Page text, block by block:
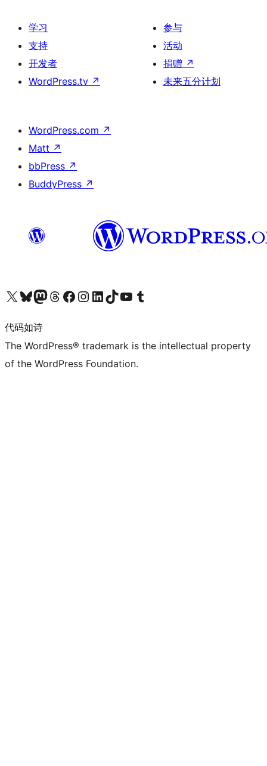
学习
支持
开发者
WordPress.tv ↗
参与
活动
捐赠 ↗
未来五分计划
WordPress.com ↗
Matt ↗
bbPress ↗
BuddyPress ↗
关注我们的 X（原 Twitter）账号访问我们的 Bluesky 账号关注我们的 Mastodon 账号访问我们的 Threads 账号 访问我们的 Facebook 公共主页关注我们的 Instagram 账号 关注我们的 LinkedIn 主页访问我们的 TikTok 账号访问我们的 YouTube 频道 访问我们的 Tumblr 账号
代码如诗
The WordPress® trademark is the intellectual property
of the WordPress Foundation.